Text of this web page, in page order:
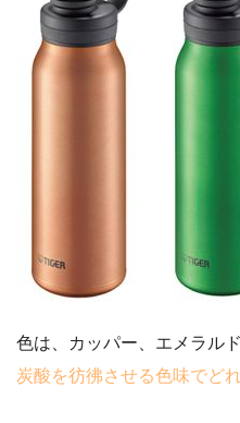
色は、カッパー、エメラル
炭酸を彷彿させる色味でど